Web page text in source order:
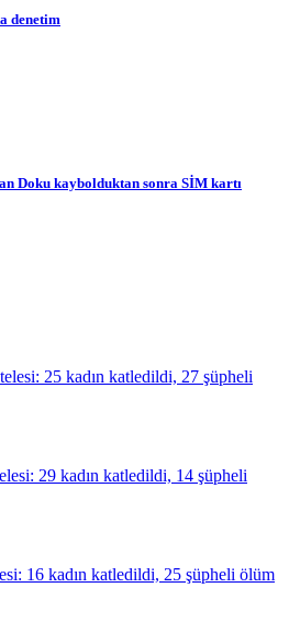
denetim
Doku kaybolduktan sonra SİM kartı
25 kadın katledildi, 27 şüpheli
29 kadın katledildi, 14 şüpheli
16 kadın katledildi, 25 şüpheli ölüm